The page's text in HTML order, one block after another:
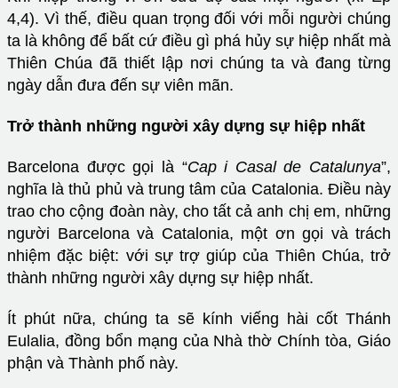
4,4). Vì thế, điều quan trọng đối với mỗi người chúng
ta là không để bất cứ điều gì phá hủy sự hiệp nhất mà
Thiên Chúa đã thiết lập nơi chúng ta và đang từng
ngày dẫn đưa đến sự viên mãn.
Trở thành những người xây dựng sự hiệp nhất
Barcelona được gọi là “Cap i Casal de Catalunya”,
nghĩa là thủ phủ và trung tâm của Catalonia. Điều này
trao cho cộng đoàn này, cho tất cả anh chị em, những
người Barcelona và Catalonia, một ơn gọi và trách
nhiệm đặc biệt: với sự trợ giúp của Thiên Chúa, trở
thành những người xây dựng sự hiệp nhất.
Ít phút nữa, chúng ta sẽ kính viếng hài cốt Thánh
Eulalia, đồng bổn mạng của Nhà thờ Chính tòa, Giáo
phận và Thành phố này.